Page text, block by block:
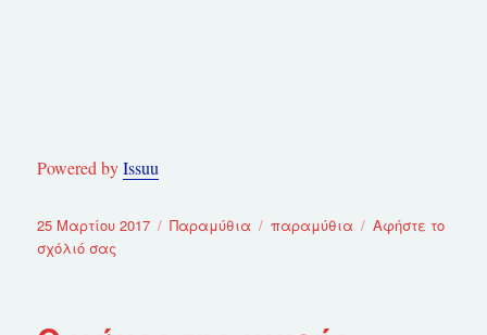
Powered byIssuu
Δημοσιεύτηκε
την
25 Μαρτίου 2017 Κατηγορίες
Παραμύθια Ετικέτες
παραμύθια
Αφήστε το
σχόλιό σας